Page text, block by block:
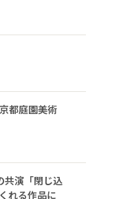
都庭園美術
共演「閉じ込
れる作品に